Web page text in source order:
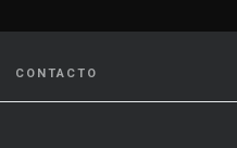
CONTACTO